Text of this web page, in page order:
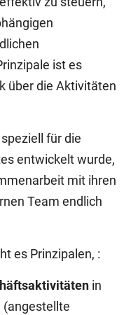
ist es
über die Aktivitäten
speziell für die
entwickelt wurde,
mit ihren
Team endlich
es Prinzipalen, :
in
(angestellte